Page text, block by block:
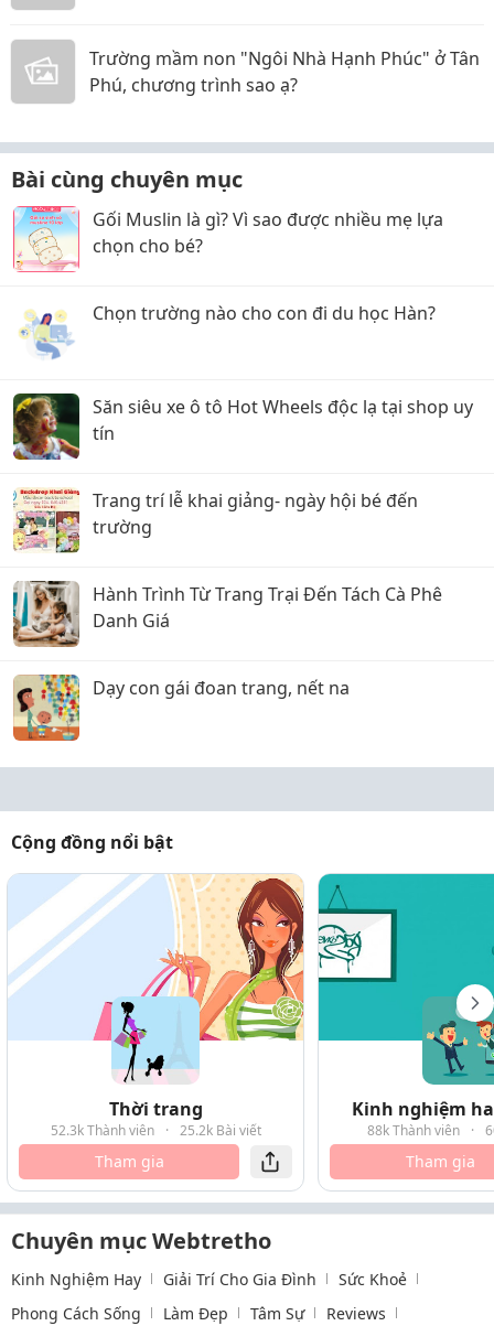
Trường mầm non "Ngôi Nhà Hạnh Phúc" ở Tân
Phú, chương trình sao ạ?
Bài cùng chuyên mục
Gối Muslin là gì? Vì sao được nhiều mẹ lựa
chọn cho bé?
Chọn trường nào cho con đi du học Hàn?
Săn siêu xe ô tô Hot Wheels độc lạ tại shop uy
tín
Trang trí lễ khai giảng- ngày hội bé đến
trường
Hành Trình Từ Trang Trại Đến Tách Cà Phê
Danh Giá
Dạy con gái đoan trang, nết na
Cộng đồng nổi bật
Thời trang
52.3k Thành viên · 25.2k Bài viết
Tham gia
Kinh nghiệm
88k Thành viên ·
Tham gia
Chuyên mục Webtretho
Kinh Nghiệm Hay Giải Trí Cho Gia Đình
Sức Khoẻ
Phong Cách Sống
Làm Đẹp Tâm Sự Reviews